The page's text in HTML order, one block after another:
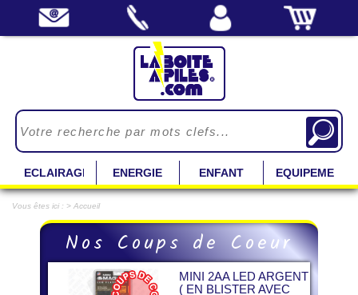
ECLAIRAGE ENERGIE ENFANT EQUIPEMENT
Vous êtes ici : > Accueil
Nos Coups de Coeur
MINI 2AA LED ARGENT
( EN BLISTER AVEC
Previous Next